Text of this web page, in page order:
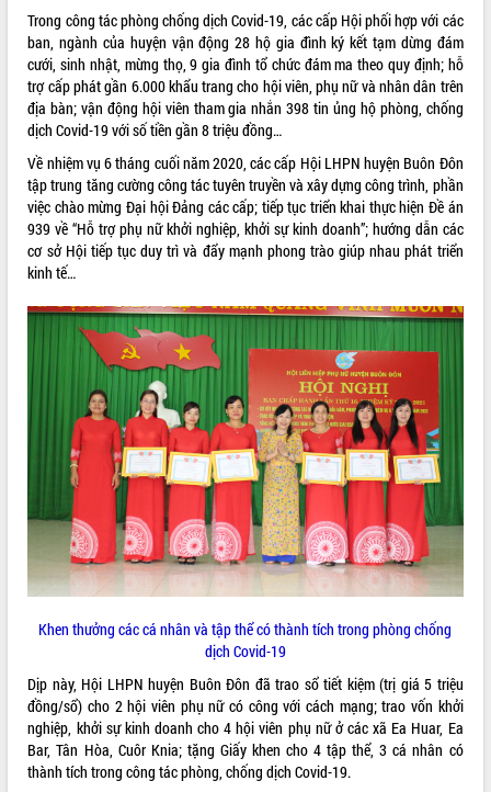
Bí thư Tỉnh ủy Lương Nguyễn Minh
Triết thăm, tặng quà người có công với
cách mạng
văn hóa, thể thao đáp ứng yêu cầu
phát triển mới
Thường trực HĐND tỉnh Đắk Lắk gặp
mặt Đoàn chuyên gia y tế TP. Hồ Chí
Lễ truy điệu và an táng hài cốt liệt sĩ
tại Nghĩa trang Liệt sĩ xã Sơn Hòa
Bàn giải pháp tháo gỡ khó khăn trong
xuất khẩu sầu riêng và triển khai quy
định EUDR
Thứ trưởng Bộ Nông nghiệp và Môi
trường Nguyễn Hoàng Hiệp khảo sát
vùng trồng và doanh nghiệp đóng gói
sầu riêng tại Đắk Lắk
Trình diễn nghệ thuật chế biến các
món ăn từ sầu riêng
Đắk Lắk công bố Quy hoạch và xúc
tiến đầu tư tỉnh
Ngành cá ngừ Đắk Lắk chủ động thích
ứng để giữ vững thị trường xuất khẩu
ALBUM ẢNH
THỐNG KÊ TRUY CẬP
Hôm nay:
10467
Tất cả:
65986609
Trong công tác phòng chống dịch Covid-19, các cấp Hội phối hợp với các
ban, ngành của huyện vận động 28 hộ gia đình ký kết tạm dừng đám
cưới, sinh nhật, mừng thọ, 9 gia đình tổ chức đám ma theo quy định; hỗ
trợ cấp phát gần 6.000 khẩu trang cho hội viên, phụ nữ và nhân dân trên
địa bàn; vận động hội viên tham gia nhắn 398 tin ủng hộ phòng, chống
dịch Covid-19 với số tiền gần 8 triệu đồng…
Về nhiệm vụ 6 tháng cuối năm 2020, các cấp Hội LHPN huyện Buôn Đôn
tập trung tăng cường công tác tuyên truyền và xây dựng công trình, phần
việc chào mừng Đại hội Đảng các cấp; tiếp tục triển khai thực hiện Đề án
939 về “Hỗ trợ phụ nữ khởi nghiệp, khởi sự kinh doanh”; hướng dẫn các
cơ sở Hội tiếp tục duy trì và đẩy mạnh phong trào giúp nhau phát triển
kinh tế…
Khen thưởng các cá nhân và tập thể có thành tích trong phòng chống
dịch Covid-19
Dịp này, Hội LHPN huyện Buôn Đôn đã trao sổ tiết kiệm (trị giá 5 triệu
đồng/sổ) cho 2 hội viên phụ nữ có công với cách mạng; trao vốn khởi
nghiệp, khởi sự kinh doanh cho 4 hội viên phụ nữ ở các xã Ea Huar, Ea
Bar, Tân Hòa, Cuôr Knia; tặng Giấy khen cho 4 tập thể, 3 cá nhân có
thành tích trong công tác phòng, chống dịch Covid-19.